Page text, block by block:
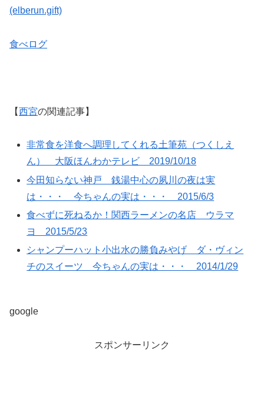
(elberun.gift)
食べログ
【西宮の関連記事】
非常食を洋食へ調理してくれる土筆苑（つくしえ
ん） 大阪ほんわかテレビ 2019/10/18
今田知らない神戸 銭湯中心の夙川の夜は実
は・・・ 今ちゃんの実は・・・ 2015/6/3
食べずに死ねるか！関西ラーメンの名店 ウラマ
ヨ 2015/5/23
シャンプーハット小出水の勝負みやげ ダ・ヴィン
チのスイーツ 今ちゃんの実は・・・ 2014/1/29
google
スポンサーリンク